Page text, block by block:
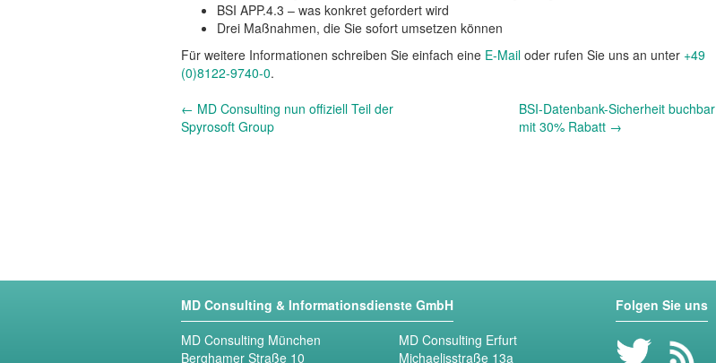
BSI APP.4.3 – was konkret gefordert wird
Drei Maßnahmen, die Sie sofort umsetzen können
Für weitere Informationen schreiben Sie einfach eine E-Mail oder rufen Sie uns an unter +49
(0)8122-9740-0.
Andere
Nachrichten
← MD Consulting nun offiziell Teil der
Spyrosoft Group
BSI-Datenbank-Sicherheit buchbar
mit 30% Rabatt →
MD Consulting & Informationsdienste GmbH
MD Consulting München
Berghamer Straße 10
MD Consulting Erfurt
Michaelisstraße 13a
Folgen Sie uns